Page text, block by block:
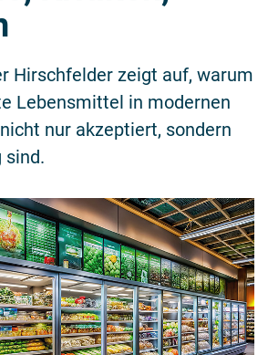
Hirschfelder zeigt auf, warum
Lebensmittel in modernen
nur akzeptiert, sondern
sind.